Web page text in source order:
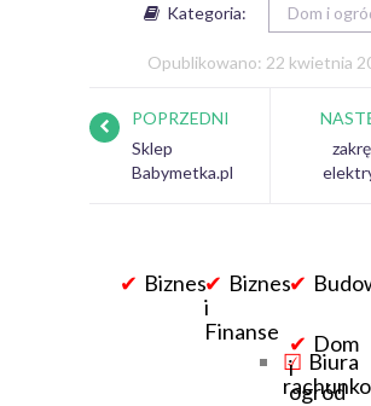
Kategoria: Dom i
Opublikowano: 22 kwietnia
POPRZEDNI
Sklep
Babymetka.pl
Biznes
Biznes
i
Finanse
Biura
Dom
i
ogród